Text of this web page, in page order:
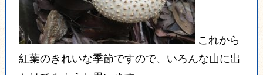
これから
紅葉のきれいな季節ですので、いろんな山に出